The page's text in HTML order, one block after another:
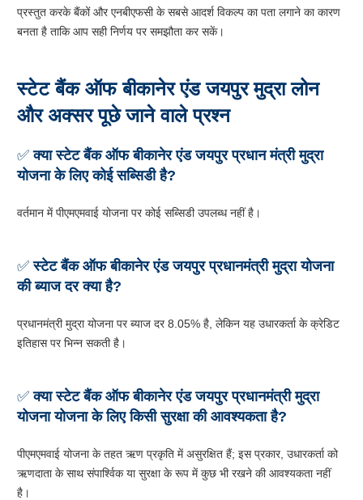
प्रस्तुत करके बैंकों और एनबीएफसी के सबसे आदर्श विकल्प का पता लगाने का कारण
बनता है ताकि आप सही निर्णय पर समझौता कर सकें।
स्टेट बैंक ऑफ बीकानेर एंड जयपुर मुद्रा लोन
और अक्सर पूछे जाने वाले प्रश्न
✅क्या स्टेट बैंक ऑफ बीकानेर एंड जयपुर प्रधान मंत्री मुद्रा
योजना के लिए कोई सब्सिडी है?
वर्तमान में पीएमएमवाई योजना पर कोई सब्सिडी उपलब्ध नहीं है।
✅ स्टेट बैंक ऑफ बीकानेर एंड जयपुरप्रधानमंत्री मुद्रा योजना
की ब्याज दर क्या है?
प्रधानमंत्री मुद्रा योजना पर ब्याज दर 8.05% है, लेकिन यह उधारकर्ता के क्रेडिट
इतिहास पर भिन्न सकती है।
✅क्या स्टेट बैंक ऑफ बीकानेर एंड जयपुर प्रधानमंत्री मुद्रा
योजना योजना के लिए किसी सुरक्षा की आवश्यकता है?
पीएमएमवाई योजना के तहत ऋण प्रकृति में असुरक्षित हैं; इस प्रकार, उधारकर्ता को
ऋणदाता के साथ संपार्श्विक या सुरक्षा के रूप में कुछ भी रखने की आवश्यकता नहीं
है।